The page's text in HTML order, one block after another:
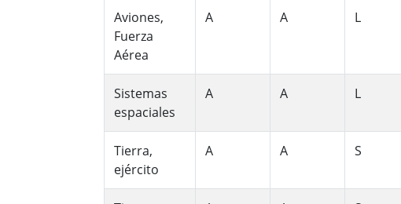
Aviones,
Fuerza
Aérea
A A L
Sistemas
espaciales
A A L
Tierra,
ejército
A A S